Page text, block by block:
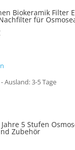
Biokeramik Filter
für
Ausland: 3-5 Tage
5 Stufen
Zubehör